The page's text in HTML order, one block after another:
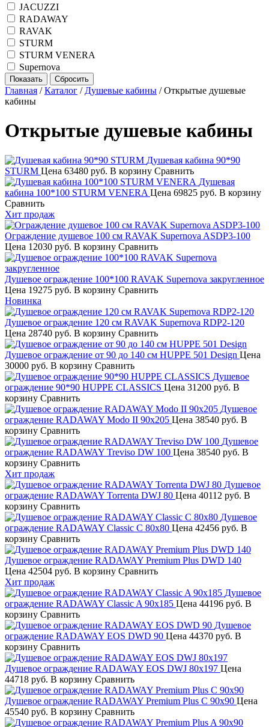
JACUZZI
RADAWAY
RAVAK
STURM
STURM VENERA
Supernova
Главная /Каталог / Душевые кабины /Открытые душевые
кабины
Открытые душевые кабины
Душевая кабина 90*90
STURM Цена 63480 руб. В корзину Сравнить
Душевая
кабина 100*100 STURM VENERA Цена 69825 руб. В корзину
Сравнить
Хит продаж
Ограждение душевое 100 см RAVAK Supernova ASDP3-100
Цена 12030 руб. В корзину Сравнить
Душевое ограждение 100*100 RAVAK Supernova закругленное
Цена 19275 руб. В корзину Сравнить
Новинка
Душевое ограждение 120 см RAVAK Supernova RDP2-120
Цена 28740 руб. В корзину Сравнить
Душевое ограждение от 90 до 140 см HUPPE 501 Design Цена
30000 руб. В корзину Сравнить
Душевое
ограждение 90*90 HUPPE CLASSICS Цена 31200 руб. В
корзину Сравнить
Душевое
ограждение RADAWAY Modo II 90х205 Цена 38540 руб. В
корзину Сравнить
Душевое
ограждение RADAWAY Treviso DW 100 Цена 38540 руб. В
корзину Сравнить
Хит продаж
Душевое
ограждение RADAWAY Torrenta DWJ 80 Цена 40112 руб. В
корзину Сравнить
Душевое
ограждение RADAWAY Classic C 80х80 Цена 42456 руб. В
корзину Сравнить
Душевое ограждение RADAWAY Premium Plus DWD 140
Цена 42504 руб. В корзину Сравнить
Хит продаж
Душевое
ограждение RADAWAY Classic A 90х185 Цена 44196 руб. В
корзину Сравнить
Душевое
ограждение RADAWAY EOS DWD 90 Цена 44370 руб. В
корзину Сравнить
Душевое ограждение RADAWAY EOS DWJ 80х197 Цена
44718 руб. В корзину Сравнить
Душевое ограждение RADAWAY Premium Plus C 90х90 Цена
45540 руб. В корзину Сравнить